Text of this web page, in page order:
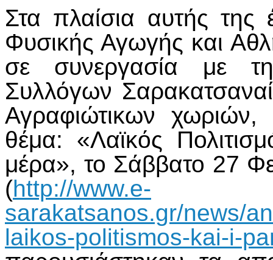
Στα πλαίσια αυτής
Φυσικής Αγωγής και
σε συνεργασία με
Συλλόγων
Αγραφιώτικων
θέμα: «Λαϊκός
μέρα», το Σάββατο 27
(http://www.e-
sarakatsanos.gr/news/
laikos-politismos-kai-i-